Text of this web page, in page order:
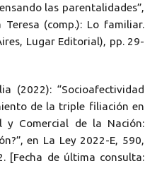
las parentalidades”,
Teresa (comp.): Lo familiar.
Lugar Editorial), pp. 29-
(2022): “Socioafectividad
de la triple filiación en
Comercial de la Nación:
en La Ley 2022-E, 590,
[Fecha de última consulta: